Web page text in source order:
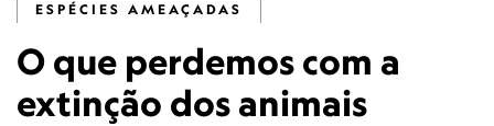
ESPÉCIES AMEAÇADAS
O que perdemos com a
extinção dos animais